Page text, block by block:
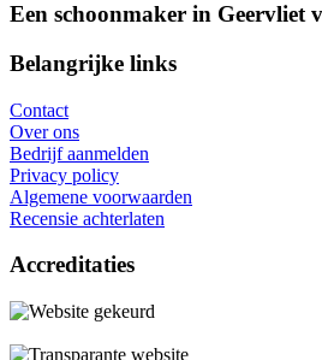
Een schoonmaker in Geervliet
Belangrijke links
Contact
Over ons
Bedrijf aanmelden
Privacy policy
Algemene voorwaarden
Recensie achterlaten
Accreditaties